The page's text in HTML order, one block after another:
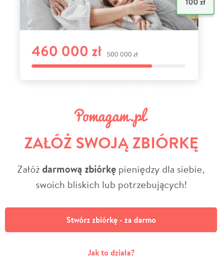
ZAŁÓŻ SWOJĄ ZBIÓRKĘ
Załóżdarmową zbiórkę pieniędzy dla siebie,
swoich bliskich lub potrzebujących!
Stwórz zbiórkę - za darmo
Jak to działa?